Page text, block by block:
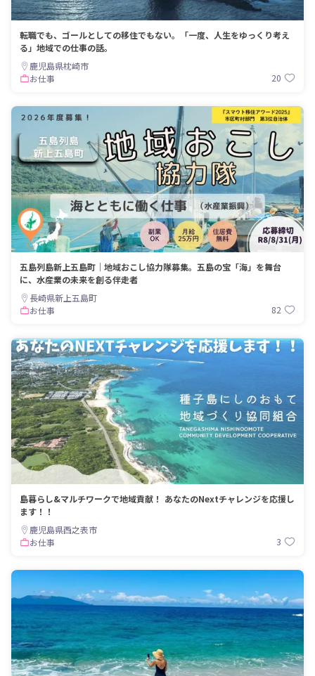
転職でも、ゴールとしての移住でもない。「一度、人生をゆっくり考え
る」地域での仕事の話。
鹿児島県枕崎市
お仕事
20
五島列島新上五島町｜地域おこし協力隊募集。五島の宝「海」を舞台
に、水産業の未来を創る伴走者
長崎県新上五島町
お仕事
82
島暮らし&マルチワークで地域貢献！ あなたのNextチャレンジを応援し
ます！！
鹿児島県西之表市
お仕事
3